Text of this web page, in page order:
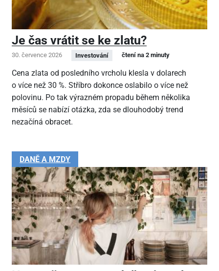
Je čas vrátit se ke zlatu?
30. července 2026 Investování čtení na 2 minuty
Cena zlata od posledního vrcholu klesla v dolarech
o více než 30 %. Stříbro dokonce oslabilo o více než
polovinu. Po tak výrazném propadu během několika
měsíců se nabízí otázka, zda se dlouhodobý trend
nezačíná obracet.
DANĚ A MZDY